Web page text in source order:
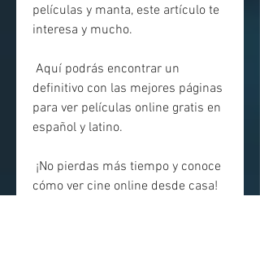
películas y manta, este artículo te
interesa y mucho.
definitivo con las mejores páginas
para ver películas online gratis en
español y latino.
cómo ver cine online desde casa!